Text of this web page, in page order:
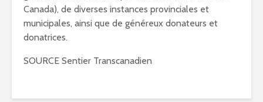
Canada), de diverses instances provinciales et
municipales, ainsi que de généreux donateurs et
donatrices.
SOURCE Sentier Transcanadien